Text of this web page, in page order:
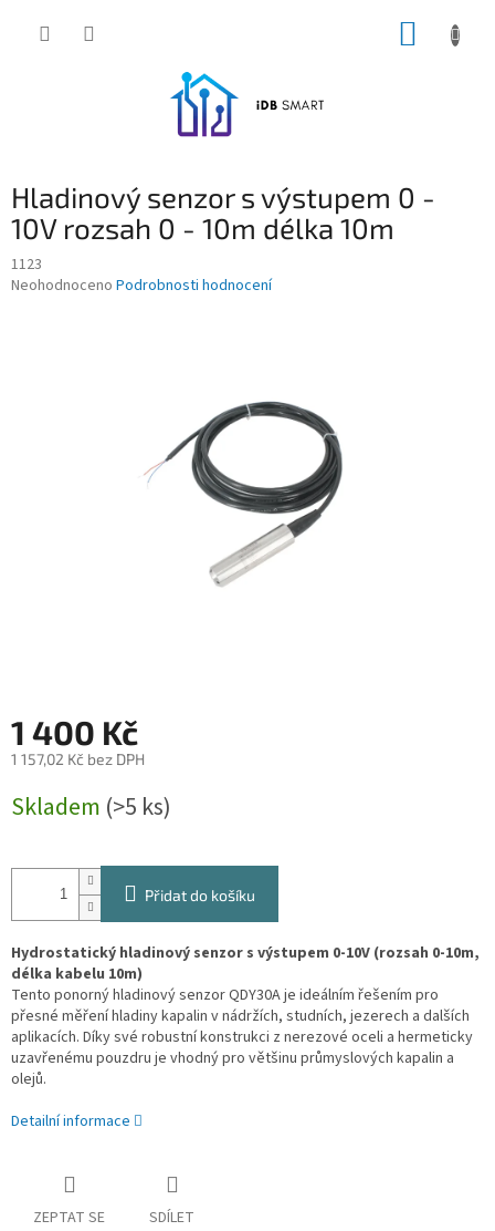
Hladinový senzor s výstupem 0 -
10V rozsah 0 - 10m délka 10m
1123
Průměrné
Neohodnoceno Podrobnosti hodnocení
1 400 Kč
1 157,02 Kč bez DPH
cena:
Skladem (>5 ks)
Přidat do košíku
Hydrostatický hladinový senzor s výstupem 0-10V (rozsah 0-10m,
délka kabelu 10m)
Tento ponorný hladinový senzor QDY30A je ideálním řešením pro
přesné měření hladiny kapalin v nádržích, studních, jezerech a dalších
aplikacích. Díky své robustní konstrukci z nerezové oceli a hermeticky
uzavřenému pouzdru je vhodný pro většinu průmyslových kapalin a
olejů.
Detailní informace
ZEPTAT SE SDÍLET